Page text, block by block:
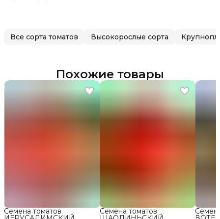
Все сорта томатов Высокорослые сорта
Похожие товары
Семена томатов Семена томатов